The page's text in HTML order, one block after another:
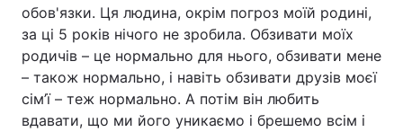
обов'язки. Ця людина, окрім погроз моїй родині,
за ці 5 років нічого не зробила. Обзивати моїх
родичів – це нормально для нього, обзивати мене
– також нормально, і навіть обзивати друзів моєї
сім’ї – теж нормально. А потім він любить
вдавати, що ми його уникаємо і брешемо всім і